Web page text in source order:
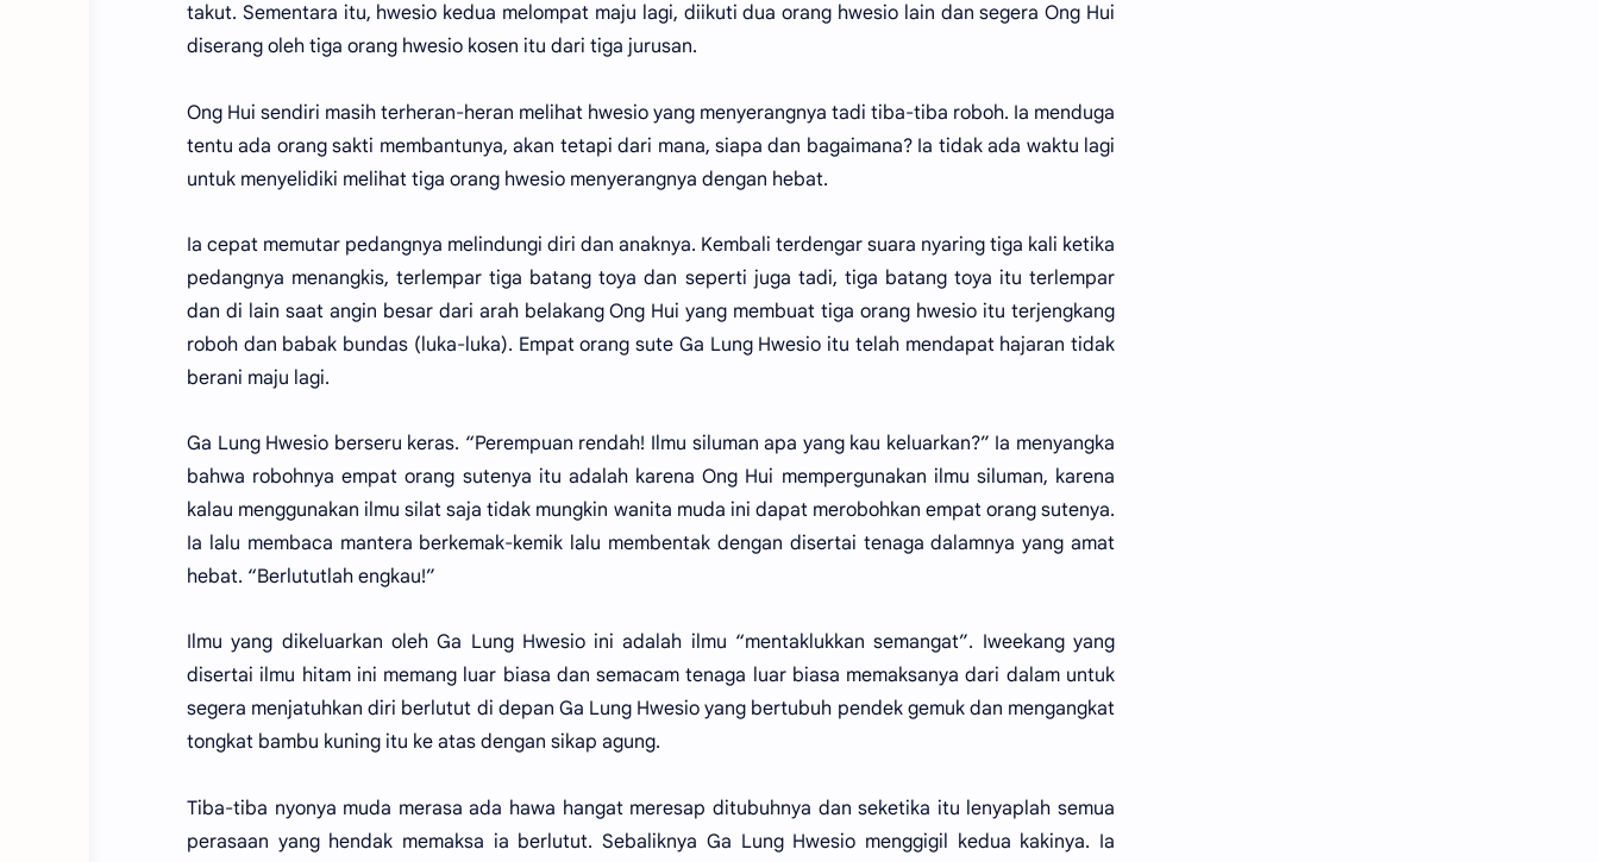
takut. Sementara itu, hwesio kedua melompat maju lagi, diikuti dua orang hwesio lain dan segera Ong Hui
diserang oleh tiga orang hwesio kosen itu dari tiga jurusan.
Ong Hui sendiri masih terheran-heran melihat hwesio yang menyerangnya tadi tiba-tiba roboh. Ia menduga
tentu ada orang sakti membantunya, akan tetapi dari mana, siapa dan bagaimana? Ia tidak ada waktu lagi
untuk menyelidiki melihat tiga orang hwesio menyerangnya dengan hebat.
Ia cepat memutar pedangnya melindungi diri dan anaknya. Kembali terdengar suara nyaring tiga kali ketika
pedangnya menangkis, terlempar tiga batang toya dan seperti juga tadi, tiga batang toya itu terlempar
dan di lain saat angin besar dari arah belakang Ong Hui yang membuat tiga orang hwesio itu terjengkang
roboh dan babak bundas (luka-luka). Empat orang sute Ga Lung Hwesio itu telah mendapat hajaran tidak
berani maju lagi.
Ga Lung Hwesio berseru keras. “Perempuan rendah! Ilmu siluman apa yang kau keluarkan?” Ia menyangka
bahwa robohnya empat orang sutenya itu adalah karena Ong Hui mempergunakan ilmu siluman, karena
kalau menggunakan ilmu silat saja tidak mungkin wanita muda ini dapat merobohkan empat orang sutenya.
Ia lalu membaca mantera berkemak-kemik lalu membentak dengan disertai tenaga dalamnya yang amat
hebat. “Berlututlah engkau!”
Ilmu yang dikeluarkan oleh Ga Lung Hwesio ini adalah ilmu “mentaklukkan semangat”. Iweekang yang
disertai ilmu hitam ini memang luar biasa dan semacam tenaga luar biasa memaksanya dari dalam untuk
segera menjatuhkan diri berlutut di depan Ga Lung Hwesio yang bertubuh pendek gemuk dan mengangkat
tongkat bambu kuning itu ke atas dengan sikap agung.
Tiba-tiba nyonya muda merasa ada hawa hangat meresap ditubuhnya dan seketika itu lenyaplah semua
perasaan yang hendak memaksa ia berlutut. Sebaliknya Ga Lung Hwesio menggigil kedua kakinya. Ia